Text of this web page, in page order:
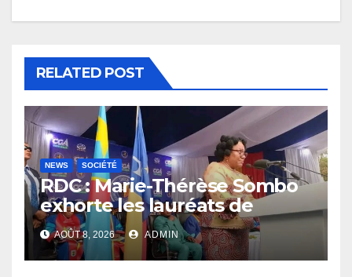
RELATED POST
NEWS SOCIÉTÉ
RDC : Marie-Thérèse Sombo
exhorte les lauréats de
l’UNIKIN à mettre leurs
compétences au service de
la nation
AOÛT 8, 2026 ADMIN